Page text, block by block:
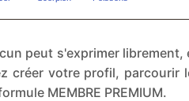
peut s'exprimer
créer votre profil, parcourir
MEMBRE PREMIUM.